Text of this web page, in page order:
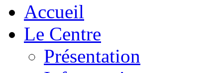
Accueil
Le Centre
Présentation